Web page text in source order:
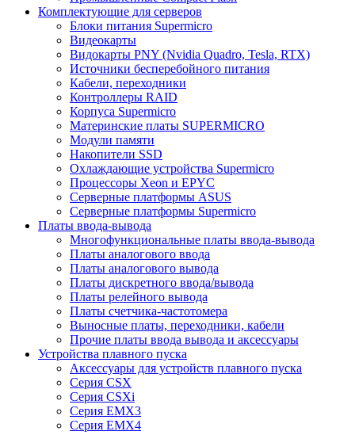
Комплектующие для серверов
Блоки питания Supermicro
Видеокарты
Видокарты PNY (Nvidia Quadro, Tesla, RTX)
Источники бесперебойного питания
Кабели, переходники
Контроллеры RAID
Корпуса Supermicro
Материнские платы SUPERMICRO
Модули памяти
Накопители SSD
Охлаждающие устройства Supermicro
Процессоры Xeon и EPYC
Серверные платформы ASUS
Серверные платформы Supermicro
Платы ввода-вывода
Многофункциональные платы ввода-вывода
Платы аналогового ввода
Платы аналогового вывода
Платы дискретного ввода/вывода
Платы релейного вывода
Платы счетчика-частотомера
Выносные платы, переходники, кабели
Прочие платы ввода вывода и аксессуары
Устройства плавного пуска
Аксессуары для устройств плавного пуска
Серия CSX
Серия CSXi
Серия EMX3
Серия EMX4